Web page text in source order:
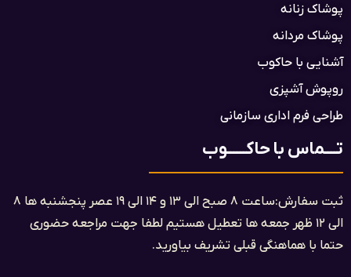
پوشاک زنانه
پوشاک مردانه
آشنایی با حاکوب
روپوش آشپزی
طراحی فرم اداری سازمانی
تــــماس با حاکــــــوب
ثبت سفارش:ساعت ۸ صبح الی ۱۳ و ۱۴ الی ۱۹ عصر پنجشنبه ها ۸
الی ۱۲ ظهر جمعه ها تعطیل هستیم لطفا جهت مراجعه حضوری
حتما با هماهنگی قبلی تشریف بیاورید.